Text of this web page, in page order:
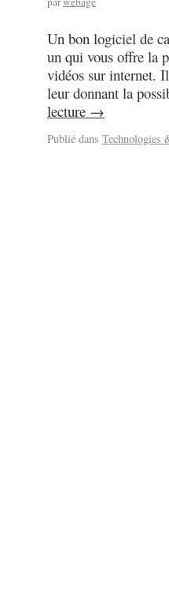
Un bon logiciel de
un qui vous offre la
vidéos sur internet.
leur donnant la
lecture →
Publié dans Technologies